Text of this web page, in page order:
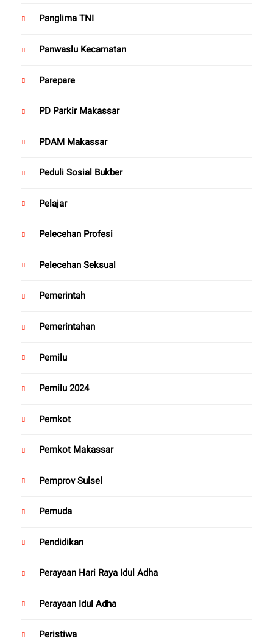
Panglima TNI
Panwaslu Kecamatan
Parepare
PD Parkir Makassar
PDAM Makassar
Peduli Sosial Bukber
Pelajar
Pelecehan Profesi
Pelecehan Seksual
Pemerintah
Pemerintahan
Pemilu
Pemilu 2024
Pemkot
Pemkot Makassar
Pemprov Sulsel
Pemuda
Pendidikan
Perayaan Hari Raya Idul Adha
Perayaan Idul Adha
Peristiwa